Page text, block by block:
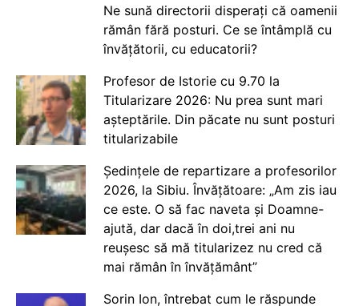
Ne sună directorii disperați că oamenii
rămân fără posturi. Ce se întâmplă cu
învățătorii, cu educatorii?
Profesor de Istorie cu 9.70 la
Titularizare 2026: Nu prea sunt mari
așteptările. Din păcate nu sunt posturi
titularizabile
Ședințele de repartizare a profesorilor
2026, la Sibiu. Învățătoare: „Am zis iau
ce este. O să fac naveta și Doamne-
ajută, dar dacă în doi,trei ani nu
reușesc să mă titularizez nu cred că
mai rămân în învățământ”
Sorin Ion, întrebat cum le răspunde